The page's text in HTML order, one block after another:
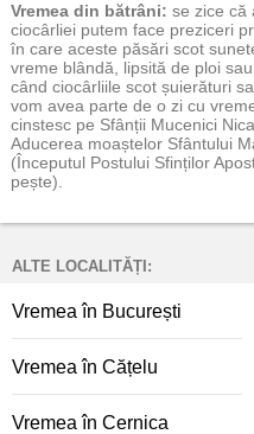
Vremea din bătrâni: se zice că
ciocârliei putem face preziceri
în care aceste păsări scot
vreme blândă, lipsită de ploi
când ciocârliile scot șuierături
vom avea parte de o zi cu
cinstesc pe Sfânții Mucenici
Aducerea moaștelor Sfântului
(Începutul Postului Sfinților
pește).
ALTE LOCALITĂȚI:
Vremea în București
Vremea în Cățelu
Vremea în Cernica